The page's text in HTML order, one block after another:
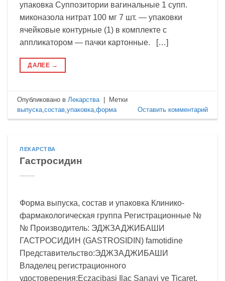
упаковка Суппозитории вагинальные 1 супп.
миконазола нитрат 100 мг 7 шт. — упаковки
ячейковые контурные (1) в комплекте с
аппликатором — пачки картонные. […]
ДАЛЕЕ →
Опубликовано в Лекарства | Метки
выпуска ,состав ,упаковка ,форма Оставить комментарий
ЛЕКАРСТВА
Гастросидин
Форма выпуска, состав и упаковка Клинико-
фармакологическая группа Регистрационные №
№ Производитель: ЭДЖЗАДЖИБАШИ
ГАСТРОСИДИН (GASTROSIDIN) famotidine
Представительство:ЭДЖЗАДЖИБАШИ
Владелец регистрационного
удостоверения:Eczacibasi Ilac Sanayi ve Ticaret,